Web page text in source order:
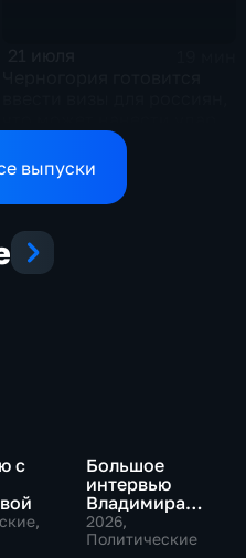
по экономике страны
выпуски
с
Большое
интервью
Владимира
Соловьева
Роджеру
2026,
Политические